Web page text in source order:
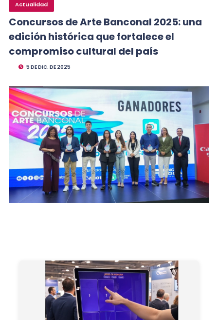
Actualidad
Concursos de Arte Banconal 2025: una
edición histórica que fortalece el
compromiso cultural del país
5 DE DIC. DE 2025